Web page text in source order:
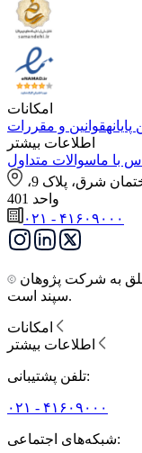
امکانات
پایانهقوانین و مقررات
اطلاعات بیشتر
با ماسوالات متداول
واحد 401
۰۲۱ - ۴۱۶۰۹۰۰۰
سپند است.
تلفن پشتیبانی:
۰۲۱ - ۴۱۶۰۹۰۰۰
شبکه‌های اجتماعی: